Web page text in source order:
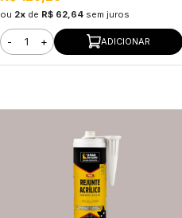
ou 2xde R$ 62,64 sem juros
- + ADICIONAR